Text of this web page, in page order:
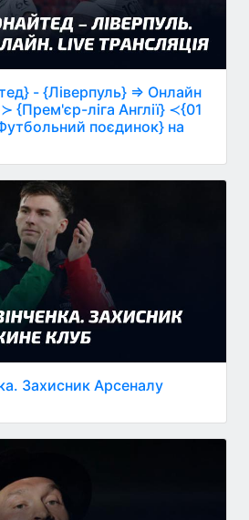
- {Ліверпуль} ⇒ Онлайн
{Прем'єр-ліга Англії} ≺{01
поєдинок} на
Захисник Арсеналу